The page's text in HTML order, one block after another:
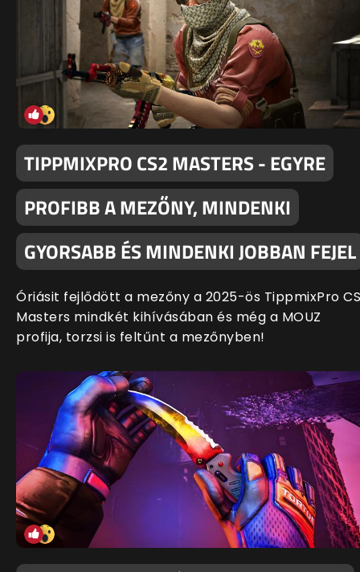
TIPPMIXPRO CS2 MASTERS - EGYRE
PROFIBB A MEZŐNY, MINDENKI
GYORSABB ÉS MINDENKI JOBBAN FEJEL
Óriásit fejlődött a mezőny a 2025-ös TippmixPro
Masters mindkét kihívásában és még a MOUZ
profija, torzsi is feltűnt a mezőnyben!